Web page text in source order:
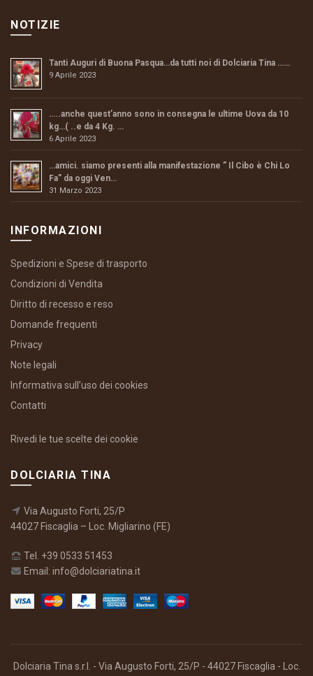
NOTIZIE
Tanti Auguri di Buona Pasqua…da tutti noi di Dolciaria Tina ……
9 Aprile 2023
…..anche quest’anno sono in consegna le ultime Uova da 10
kg…( ..e da 4 Kg. …
6 Aprile 2023
…amici. siamo presenti alla manifestazione ” Il Cibo è Chi Lo
Fa” da oggi Ven…
31 Marzo 2023
INFORMAZIONI
Spedizioni e Spese di trasporto
Condizioni di Vendita
Diritto di recesso e reso
Domande frequenti
Privacy
Note legali
Informativa sull’uso dei cookies
Contatti
Rivedi le tue scelte dei cookie
DOLCIARIA TINA
Via Augusto Forti, 25/P
44027 Fiscaglia – Loc. Migliarino (FE)
Tel. +39 0533 51453
Email: info@dolciariatina.it
Dolciaria Tina s.r.l. - Via Augusto Forti, 25/P - 44027 Fiscaglia - Loc.